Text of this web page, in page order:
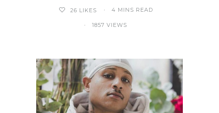
26 LIKES 4 MINS READ
1857 VIEWS